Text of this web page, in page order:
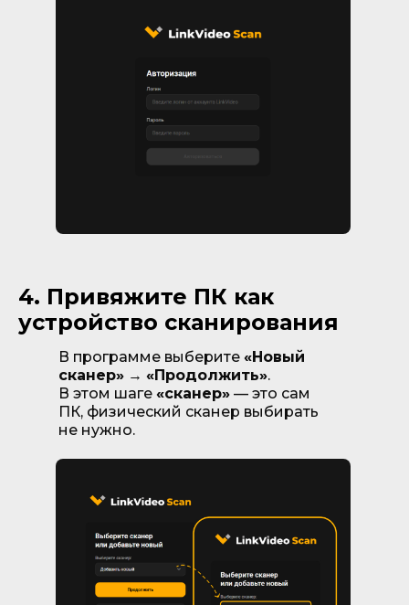
4. Привяжите ПК как
устройство сканирования
В программе выберите «Новый
сканер» → «Продолжить».
В этом шаге «сканер» — это сам
ПК, физический сканер выбирать
не нужно.